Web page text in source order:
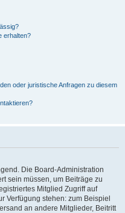
erhalten?
oder juristische Anfragen zu diesem
Die Board-Administration
sein müssen, um Beiträge zu
Mitglied Zugriff auf
Verfügung stehen: zum Beispiel
an andere Mitglieder, Beitritt